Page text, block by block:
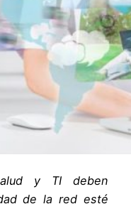
y TI deben
de la red esté